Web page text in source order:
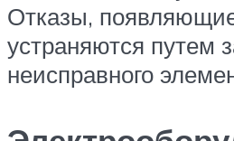
Отказы,
устраняются путем
неисправного